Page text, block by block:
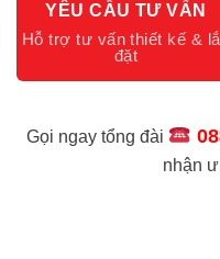
YÊU CẦU TƯ VẤN
Gọi ngay tổng đài
nhận